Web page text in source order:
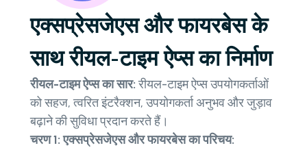
एक्सप्रेसजेएस और फायरबेस के
साथ रीयल-टाइम ऐप्स का निर्माण
रीयल-टाइम ऐप्स का सार:रीयल-टाइम ऐप्स उपयोगकर्ताओं
को सहज, त्वरित इंटरैक्शन, उपयोगकर्ता अनुभव और जुड़ाव
बढ़ाने की सुविधा प्रदान करते हैं।
चरण 1: एक्सप्रेसजेएस और फायरबेस का परिचय: